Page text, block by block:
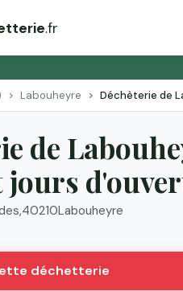
.fr
Labouheyre Déchèterie de
de
jours
,40210Labouheyre
déchetterie